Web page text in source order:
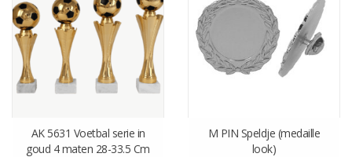
AK 5631 Voetbal serie in
goud 4 maten 28-33.5 Cm
M PIN Speldje (medaille
look)